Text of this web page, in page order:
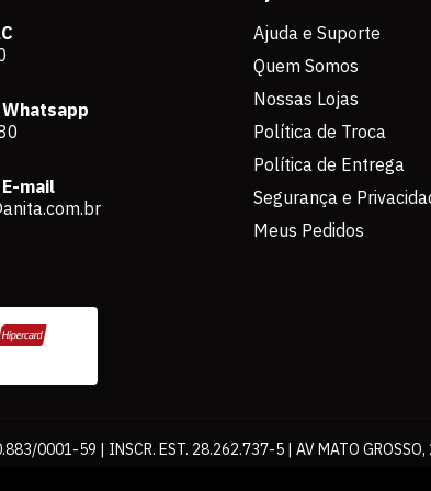
mail
Ajuda e Suporte
Quem Somos
Nossas Lojas
Política de Troca
Política de Entrega
Segurança e
Meus Pedidos
0001-59 | INSCR. EST. 28.262.737-5 | AV MATO